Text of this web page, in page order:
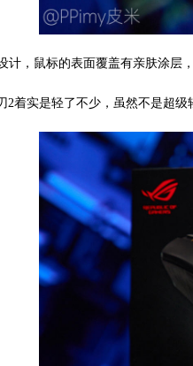
，鼠标的表面覆盖有亲肤涂层
着实是轻了不少，虽然不是超级